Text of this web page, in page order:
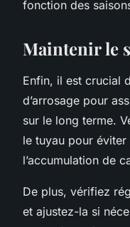
fonction des
Maintenir le
Enfin, il est crucial
d’arrosage pour
sur le long terme.
le tuyau pour
l’accumulation de
De plus, vérifiez
et ajustez-la si